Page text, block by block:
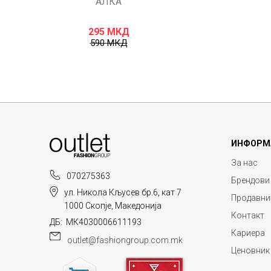
295 МКД
590МКД
070275363
ул. Никола Кљусев бр.6, кат 7
1000 Скопје, Македонија
ДБ: МК4030006611193
outlet@fashiongroup.com.mk
За нас
Брендови
Контакт
Кариера
Ценовник